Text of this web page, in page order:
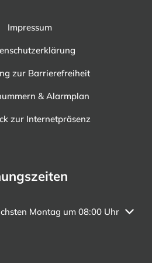
Impressum
zur Barrierefreiheit
& Alarmplan
zur Internetpräsenz
oder Schließzeiten
Montag um 08:00 Uhr